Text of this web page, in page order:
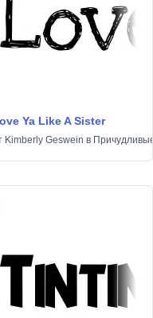
Ya Like A Sister
Kimberly Geswein в